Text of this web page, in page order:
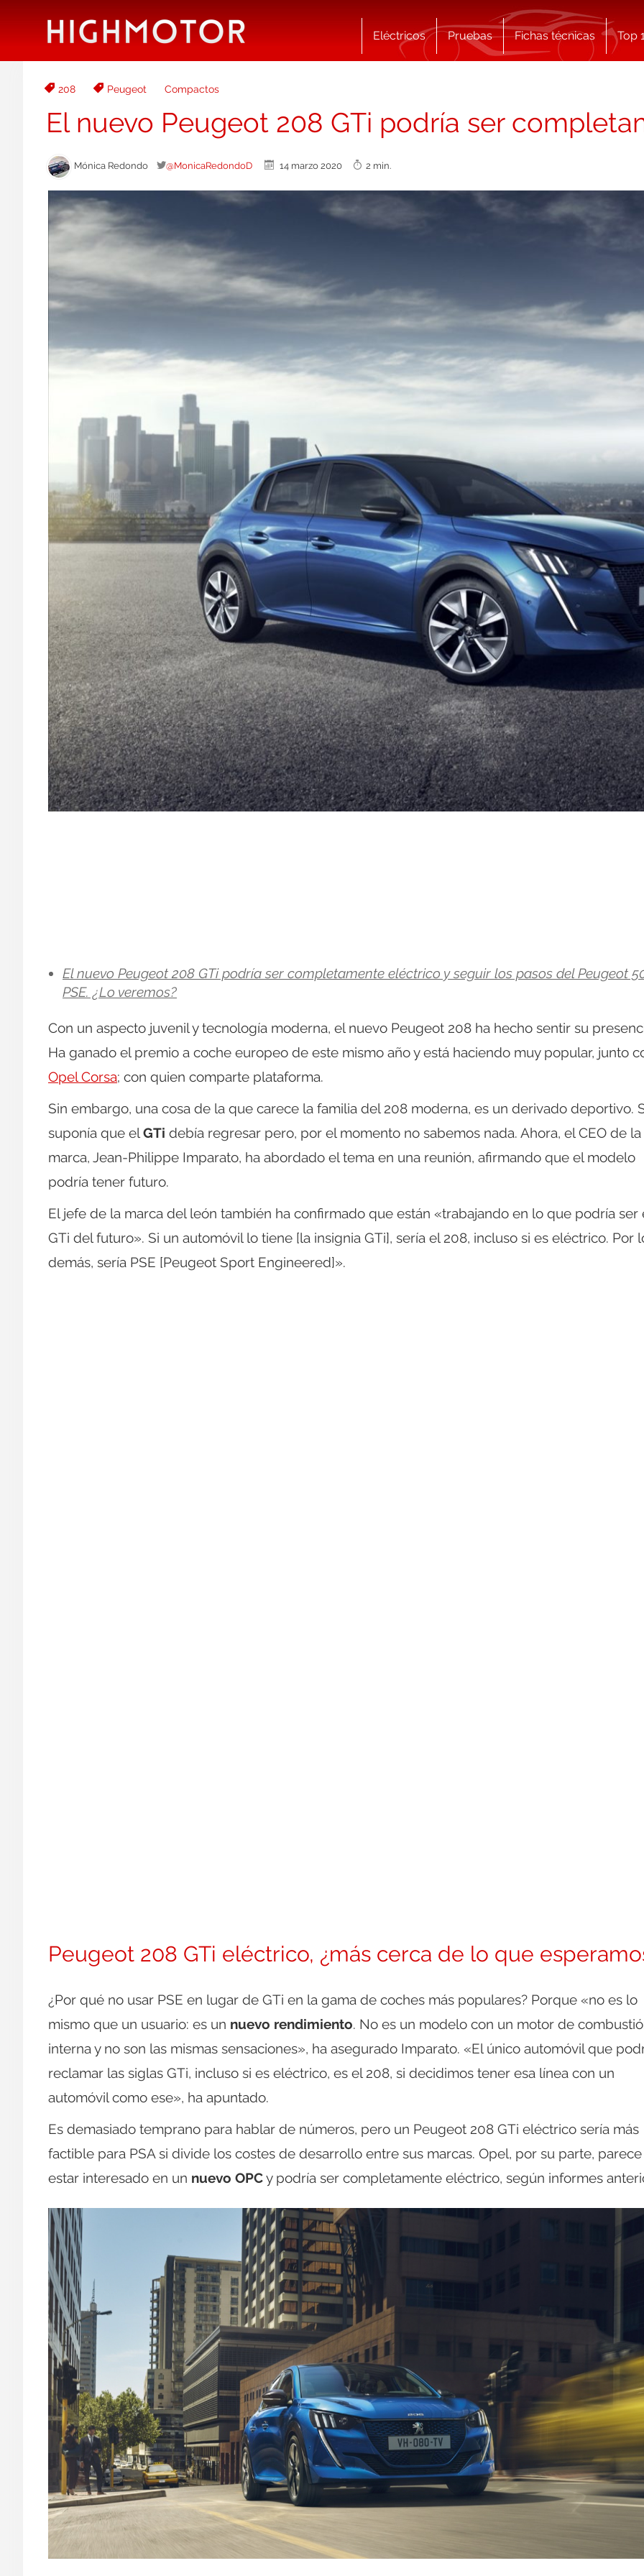
Eléctricos Pruebas Fichas técnicas Top
208 Peugeot Compactos
El nuevo Peugeot 208 GTi podría ser
Mónica Redondo @MonicaRedondoD 14 marzo 2020 2 min.
El nuevo Peugeot 208 GTi podría ser completamente eléctrico y seguir los pasos del Peugeot
PSE. ¿Lo veremos?
Con un aspecto juvenil y tecnología moderna, el nuevo Peugeot 208 ha hecho sentir su
Ha ganado el premio a coche europeo de este mismo año y está haciendo muy popular, junto
Opel Corsa; con quien comparte plataforma.
Sin embargo, una cosa de la que carece la familia del 208 moderna, es un derivado deportivo.
suponía que elGTi debía regresar pero, por el momento no sabemos nada. Ahora, el CEO de la
marca, Jean-Philippe Imparato, ha abordado el tema en una reunión, afirmando que el modelo
podría tener futuro.
El jefe de la marca del león también ha confirmado que están «trabajando en lo que podría ser
GTi del futuro». Si un automóvil lo tiene [la insignia GTi], sería el 208, incluso si es eléctrico. Por
demás, sería PSE [Peugeot Sport Engineered]».
Peugeot 208 GTi eléctrico, ¿más cerca de lo que
¿Por qué no usar PSE en lugar de GTi en la gama de coches más populares? Porque «no es lo
mismo que un usuario: es un nuevo rendimiento. No es un modelo con un motor de
interna y no son las mismas sensaciones», ha asegurado Imparato. «El único automóvil que
reclamar las siglas GTi, incluso si es eléctrico, es el 208, si decidimos tener esa línea con un
automóvil como ese», ha apuntado.
Es demasiado temprano para hablar de números, pero un Peugeot 208 GTi eléctrico sería más
factible para PSA si divide los costes de desarrollo entre sus marcas. Opel, por su parte, parece
estar interesado en un nuevo OPCy podría ser completamente eléctrico, según informes